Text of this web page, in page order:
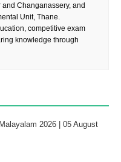
and Changanassery, and
Unit, Thane.
competitive exam
knowledge through
2026 | 05 August